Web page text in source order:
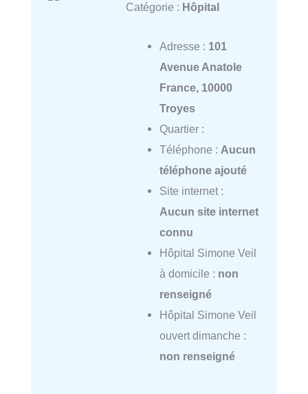
Catégorie : Hôpital
Adresse : 101
Avenue Anatole
France, 10000
Troyes
Quartier :
Téléphone : Aucun
téléphone ajouté
Site internet :
Aucun site internet
connu
Hôpital Simone Veil
à domicile : non
renseigné
Hôpital Simone Veil
ouvert dimanche :
non renseigné